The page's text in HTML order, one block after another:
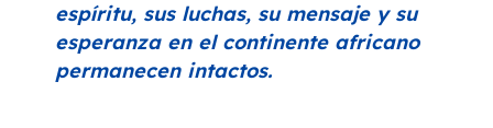
espíritu, sus luchas, su mensaje y su
esperanza en el continente africano
permanecen intactos.